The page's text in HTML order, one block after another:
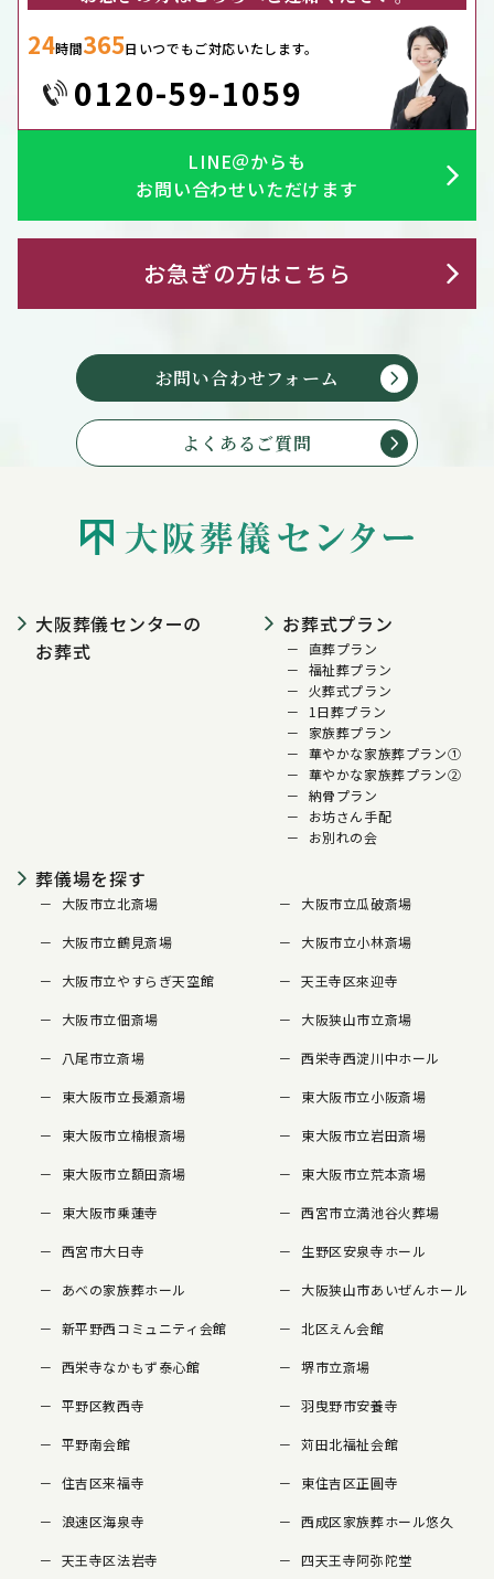
24時間365日いつでもご対応いたします。
0120-59-1059
LINE＠からも
お問い合わせいただけます
お急ぎの方はこちら
お問い合わせフォーム
よくあるご質問
大阪葬儀センターの
お葬式
お葬式プラン
直葬プラン
福祉葬プラン
火葬式プラン
1日葬プラン
家族葬プラン
華やかな家族葬プラン①
華やかな家族葬プラン②
納骨プラン
お坊さん手配
お別れの会
葬儀場を探す
大阪市立北斎場 大阪市立瓜破斎場
大阪市立鶴見斎場 大阪市立小林斎場
大阪市立やすらぎ天空館 天王寺区來迎寺
大阪市立佃斎場 大阪狭山市立斎場
八尾市立斎場 西栄寺西淀川中ホール
東大阪市立長瀬斎場 東大阪市立小阪斎場
東大阪市立楠根斎場 東大阪市立岩田斎場
東大阪市立額田斎場 東大阪市立荒本斎場
東大阪市乗蓮寺 西宮市立満池谷火葬場
西宮市大日寺 生野区安泉寺ホール
あべの家族葬ホール 大阪狭山市あいぜんホール
新平野西コミュニティ会館 北区えん会館
西栄寺なかもず泰心館 堺市立斎場
平野区教西寺 羽曳野市安養寺
平野南会館 苅田北福祉会館
住吉区来福寺 東住吉区正圓寺
浪速区海泉寺 西成区家族葬ホール悠久
天王寺区法岩寺 四天王寺阿弥陀堂